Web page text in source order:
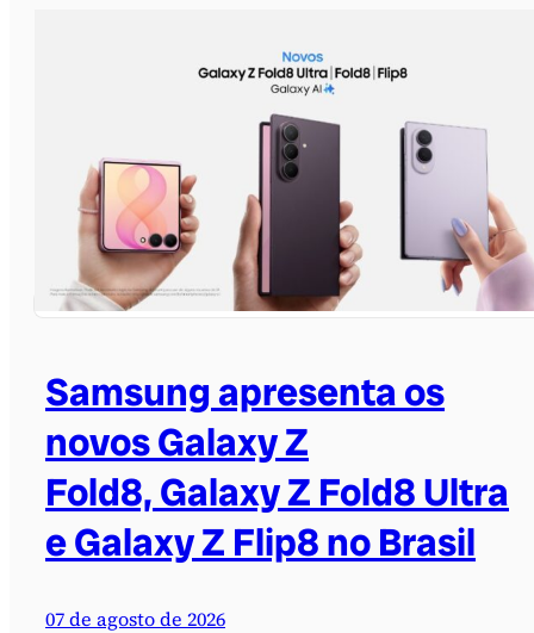
Samsung apresenta os
novos Galaxy Z
Fold8, Galaxy Z Fold8 Ultra
e Galaxy Z Flip8 no Brasil
07 de agosto de 2026